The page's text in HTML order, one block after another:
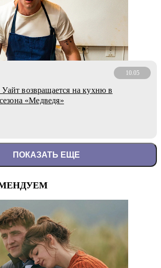
10.05
возвращается на кухню в
«Медведя»
ПОКАЗАТЬ ЕЩЕ